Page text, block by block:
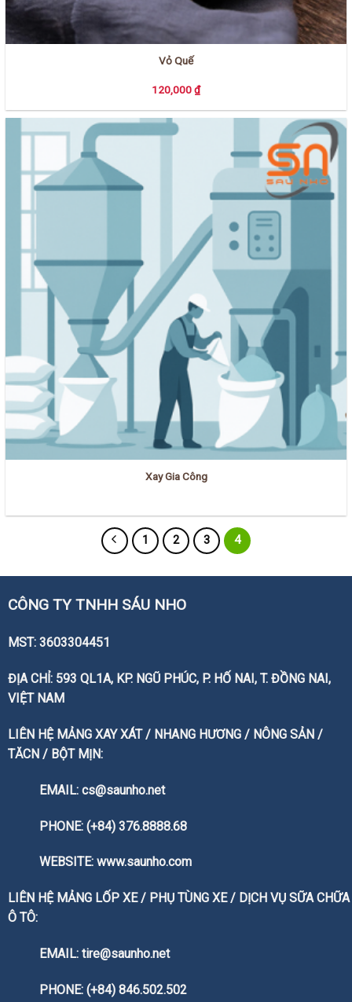
Vỏ Quế
120,000₫
Xay Gia Công
1 2 3 4
CÔNG TY TNHH SÁU NHO
MST: 3603304451
ĐỊA CHỈ: 593 QL1A, KP. NGŨ PHÚC, P. HỐ NAI, T. ĐỒNG NAI,
VIỆT NAM
LIÊN HỆ MẢNG XAY XÁT / NHANG HƯƠNG / NÔNG SẢN /
TĂCN / BỘT MỊN:
EMAIL: cs@saunho.net
PHONE: (+84) 376.8888.68
WEBSITE: www.saunho.com
LIÊN HỆ MẢNG LỐP XE / PHỤ TÙNG XE / DỊCH VỤ SỮA CHỮA
Ô TÔ:
EMAIL: tire@saunho.net
PHONE: (+84) 846.502.502